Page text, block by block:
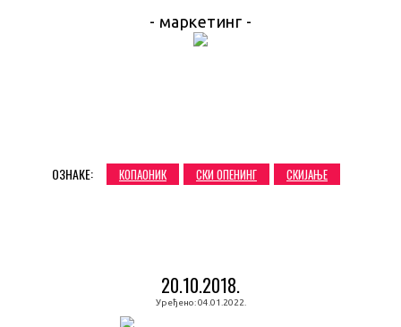
- маркетинг -
ОЗНАКЕ: КОПАОНИК СКИ ОПЕНИНГ СКИЈАЊЕ
20.10.2018.
Уређено: 04.01.2022.